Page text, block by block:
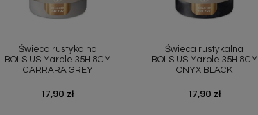
Świeca rustykalna
BOLSIUS Marble 35H 8CM
CARRARA GREY
Cena
17,90 zł
Świeca rustykalna
BOLSIUS Marble 35H 8CM
ONYX BLACK
Cena
17,90 zł